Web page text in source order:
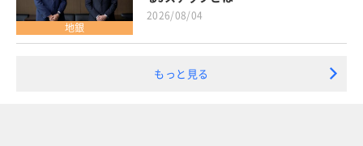
地銀
2026/08/04
もっと見る